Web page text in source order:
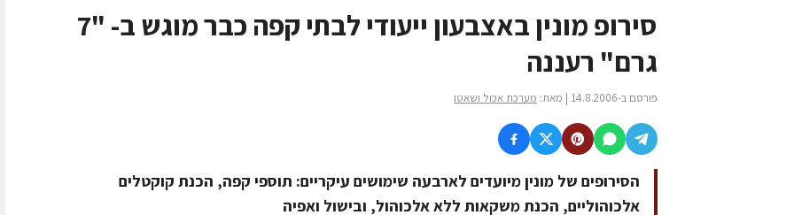
סירופ מונין באצבעון ייעודי לבתי קפה כבר מוגש ב- "7
גרם" רעננה
פורסם ב-14.8.2006 | מאת: מערכת אכול ושאטו
הסירופים של מונין מיועדים לארבעה שימושים עיקריים: תוספי קפה, הכנת קוקטלים
אלכוהוליים, הכנת משקאות ללא אלכוהול, ובישול ואפיה